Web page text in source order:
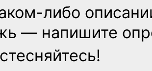
либо
— напишите